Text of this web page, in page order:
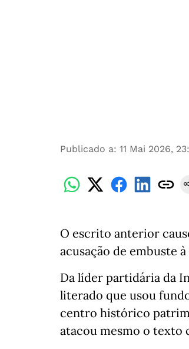
Publicado a: 11 Mai 2026,
O escrito anterior
acusação de embuste
Da líder partidária da
literado que usou
centro histórico
atacou mesmo o texto